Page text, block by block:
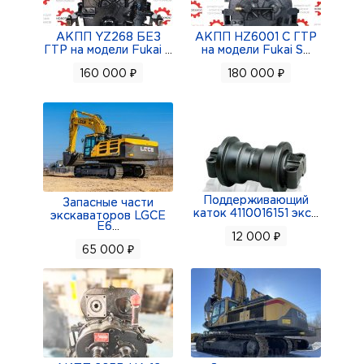
АКПП YZ268 БЕЗ
ГТР на модели Fukai
160 000 ₽
АКПП HZ6001 С ГТР
на модели Fukai S
180 000 ₽
Запасные части
экскаваторов LGCE
E6
65 000 ₽
Поддерживающий
каток 4110016151 экс...
12 000 ₽